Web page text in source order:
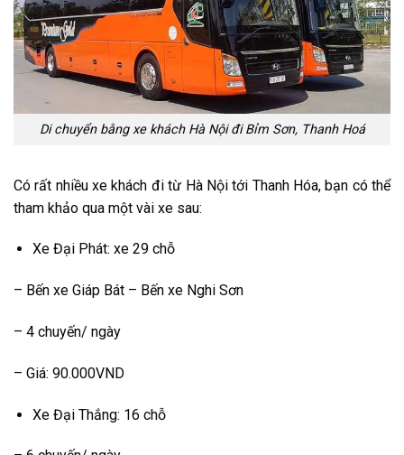
Di chuyển bằng xe khách Hà Nội đi Bỉm Sơn, Thanh Hoá
Có rất nhiều xe khách đi từ Hà Nội tới Thanh Hóa, bạn có thể
tham khảo qua một vài xe sau:
Xe Đại Phát: xe 29 chỗ
– Bến xe Giáp Bát – Bến xe Nghi Sơn
– 4 chuyến/ ngày
– Giá: 90.000VND
Xe Đại Thắng: 16 chỗ